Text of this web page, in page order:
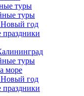
туры
туры
год
туры
море
год